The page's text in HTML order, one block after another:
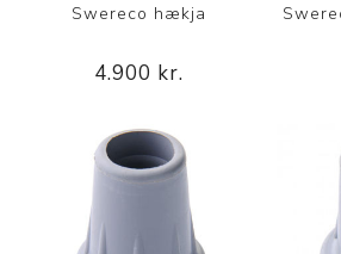
Swereco hækja
4.900 kr.